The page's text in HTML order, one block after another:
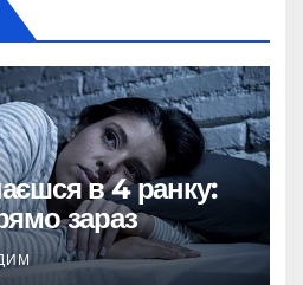
в 4 ранку:
зараз